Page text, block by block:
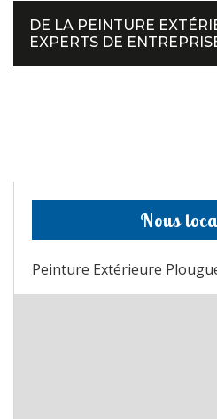
DE LA PEINTURE
EXPERTS DE
Nous
Peinture Extérieure